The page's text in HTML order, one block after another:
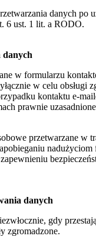
danych po
6 ust. 1 lit. a RODO.
danych
w formularzu
w celu obsługi
kontaktu e-
prawnie
przetwarzane w
nadużyciom
danych
gdy
zgromadzone.